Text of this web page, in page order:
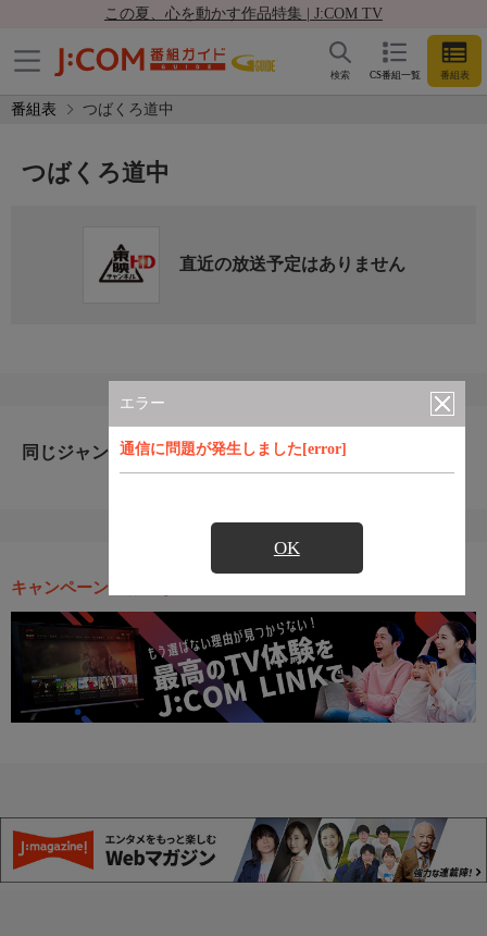
この夏、心を動かす作品特集 | J:COM TV
CS番組一覧 番組表
検索
番組表 つばくろ道中
エラー
通信に問題が発生しました[error]
OK
つばくろ道中
直近の放送予定はありません
同じジャンルのおすすめ番組
キャンペーン・お得な情報